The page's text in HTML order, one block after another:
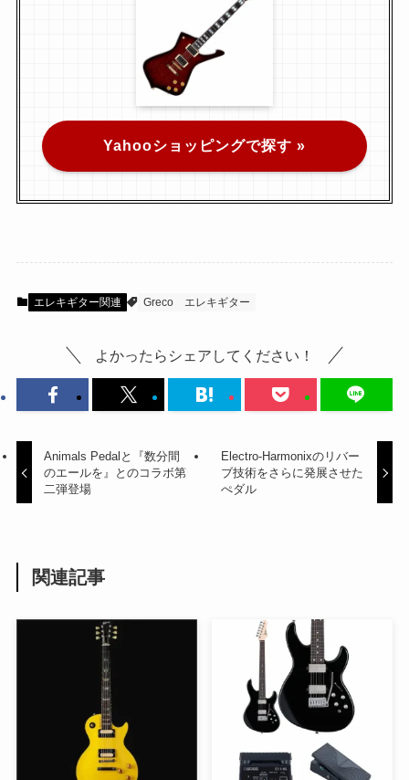
Yahooショッピングで探す »
エレキギター関連 Greco エレキギター
よかったらシェアしてください！
Animals Pedalと『数分間
のエールを』とのコラボ第
二弾登場
Electro-Harmonixのリバー
ブ技術をさらに発展させた
ぺダル
関連記事